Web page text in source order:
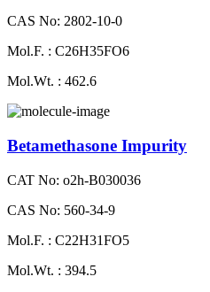
CAS No: 2802-10-0
Mol.F. : C26H35FO6
Mol.Wt. : 462.6
Betamethasone Impurity
CAT No: o2h-B030036
CAS No: 560-34-9
Mol.F. : C22H31FO5
Mol.Wt. : 394.5